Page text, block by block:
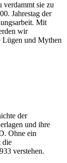
verdammt sie zu
Jahrestag der
Mit
wir
Lügen und Mythen
der
und ihre
Ohne ein
die
verstehen.